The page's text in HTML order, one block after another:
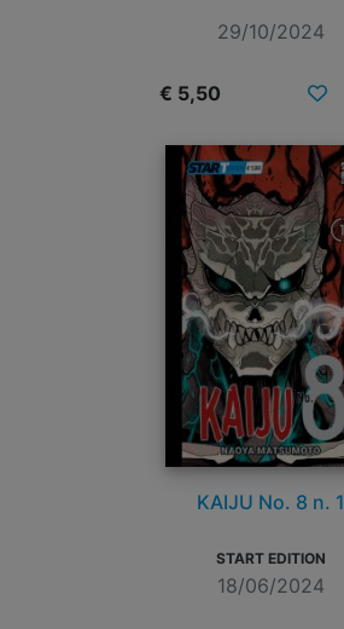
29/10/2024
€ 5,50
KAIJU No. 8 n. 1
START EDITION
18/06/2024